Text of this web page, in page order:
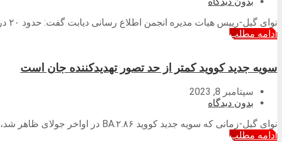
نوای گیل-رییس هیات مدیره انجمن اطلاع رسانی دیابت گفت: حدود ۲۰ درصد جمعیت کشور به عارضه پیش دیابت مبتلا هستند و این بیماری نگران‌کننده و رو به افزایش است.
ادامه مطلب
سویه جدید کووید کمتر از حد تصور تهدیدکننده جان است
سپتامبر 8, 2023
بدون دیدگاه
نوای گیل-زمانی که سویه جدید کووید BA.۲.۸۶ در اواخر جولای ظاهر شد، دانشمندان نگرانی‌هایی در مورد توانایی آن برای فرار از مصونیت داشتند.
ادامه مطلب